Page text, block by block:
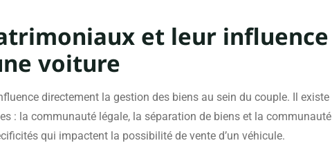
et leur influence
voiture
directement la gestion des biens au sein du couple. Il existe
: la communauté légale, la séparation de biens et la communauté
qui impactent la possibilité de vente d’un véhicule.